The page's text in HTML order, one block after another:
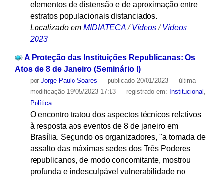
elementos de distensão e de aproximação entre
estratos populacionais distanciados.
Localizado em MIDIATECA /Vídeos /Vídeos
2023
A Proteção das Instituições Republicanas: Os
Atos de 8 de Janeiro (Seminário I)
por Jorge Paulo Soares — publicado20/01/2023 — última
modificação19/05/2023 17:13 — registrado em: Institucional ,
Política
O encontro tratou dos aspectos técnicos relativos
à resposta aos eventos de 8 de janeiro em
Brasília. Segundo os organizadores, "a tomada de
assalto das máximas sedes dos Três Poderes
republicanos, de modo concomitante, mostrou
profunda e indesculpável vulnerabilidade no